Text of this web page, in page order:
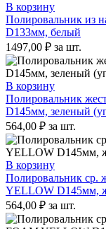
В корзину
Полировальник из
D133мм, белый
1497,00 ₽ за шт.
В корзину
Полировальник
D145мм, зеленый
564,00 ₽ за шт.
В корзину
Полировальник ср.
YELLOW D145мм,
564,00 ₽ за шт.